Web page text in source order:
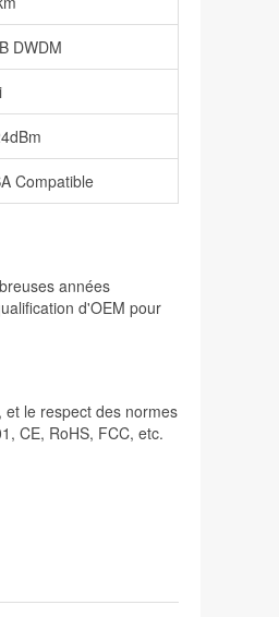
DWDM
Compatible
années
d'OEM pour
le respect des normes
CE, RoHS, FCC, etc.